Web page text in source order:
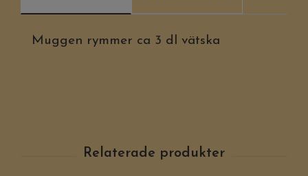
Muggen rymmer ca 3 dl vätska